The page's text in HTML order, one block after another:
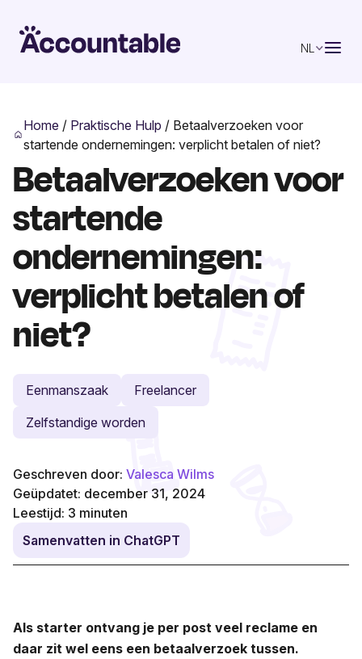
NL
Home / Praktische Hulp / Betaalverzoeken voor
startende ondernemingen: verplicht betalen of niet?
Betaalverzoeken voor
startende
ondernemingen:
verplicht betalen of
niet?
Eenmanszaak
Freelancer
Zelfstandige worden
Geschreven door: Valesca Wilms
Geüpdatet: december 31, 2024
Leestijd: 3 minuten
Samenvatten in ChatGPT
Als starter ontvang je per post veel reclame en
daar zit wel eens een betaalverzoek tussen.